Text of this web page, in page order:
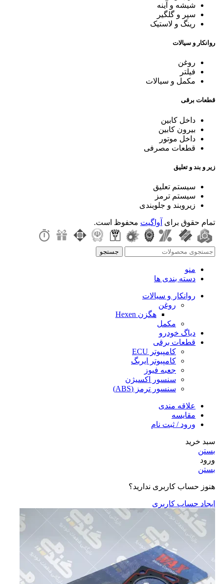
شیشه و آینه
سپر و گلگیر
رینگ و لاستیک
روانکار و سیالات
روغن
فیلتر
مکمل و سیالات
قطعات برقی
داخل کابین
بیرون کابین
داخل موتور
قطعات مصرفی
زیر و بند و تعلیق
سیستم تعلیق
سیستم ترمز
زیروبند و جلوبندی
تمام حقوق برای آواگیت محفوظ است.
جستجو
منو
دسته بندی ها
روانکار و سیالات
روغن
هگزن Hexen
مکمل
دیاگ خودرو
قطعات برقی
کامپیوتر ECU
کامپیوتر ایربگ
جعبه فیوز
سنسور اکسیژن
سنسور ترمز (ABS)
علاقه مندی
مقایسه
ورود / ثبت نام
سبد خرید
بستن
ورود
بستن
هنوز حساب کاربری ندارید؟
ایجاد حساب کاربری